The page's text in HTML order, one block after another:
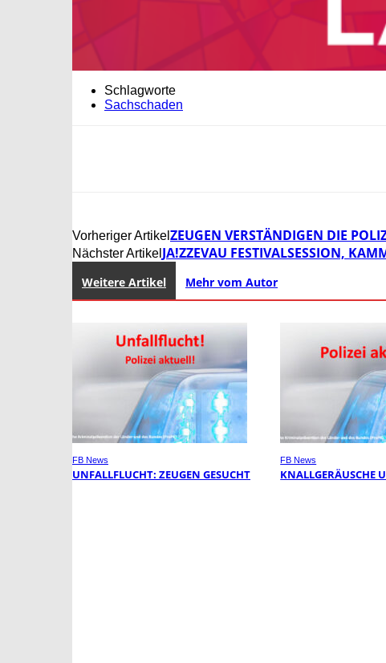
Schlagworte
Sachschaden
Vorheriger Artikel ZEUGEN VERSTÄNDIGEN DIE
Nächster Artikel JA!ZZEVAU FESTIVALSESSION,
Weitere Artikel Mehr vom Autor
FB News
UNFALLFLUCHT: ZEUGEN GESUCHT
FB News
KNALLGERÄUSCHE